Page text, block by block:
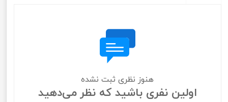
هنوز نظری ثبت نشده
اولین نفری باشید که نظر می‌دهید